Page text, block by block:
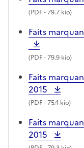
(PDF- 79.7 kio)
Faits
(PDF- 79.9 kio)
Faits
2015
(PDF- 75.4 kio)
Faits
2015